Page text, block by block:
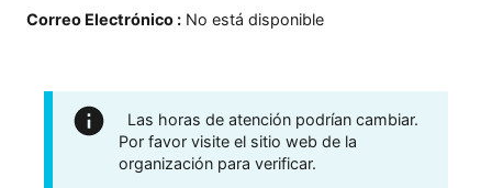
Correo Electrónico : No está disponible
Las horas de atención podrían cambiar.
Por favor visite el sitio web de la
organización para verificar.